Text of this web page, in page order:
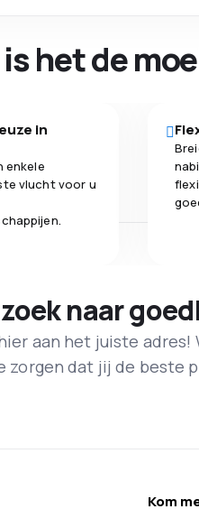
het de
in
enkele
vlucht voor u
naar
aan het juiste adres!
zorgen dat jij de beste
Kom